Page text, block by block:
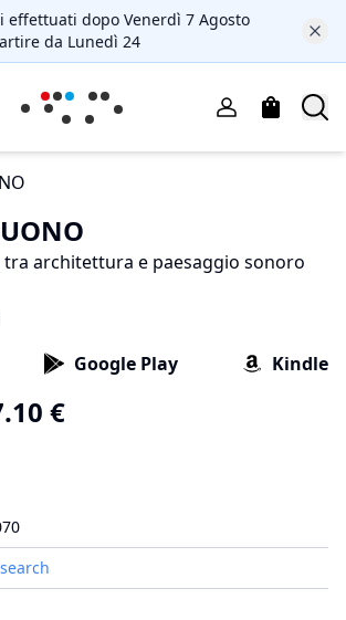
effettuati dopo Venerdì 7 Agosto
da Lunedì 24
architettura e paesaggio sonoro
Google Play Kindle
€